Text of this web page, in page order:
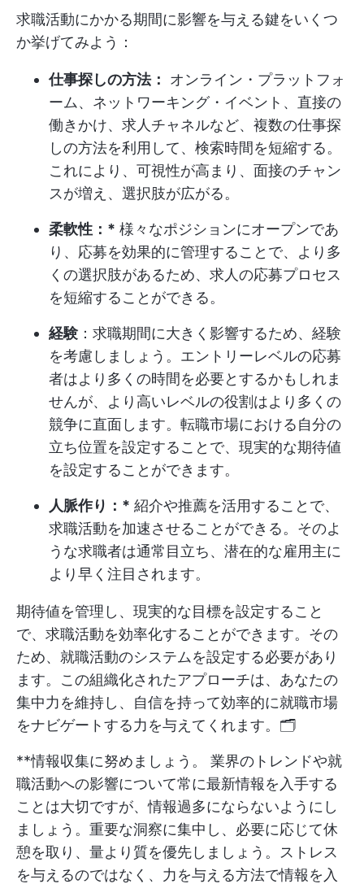
求職活動にかかる期間に影響を与える鍵をいくつ
か挙げてみよう：
仕事探しの方法：
オンライン・プラットフォ
ーム、ネットワーキング・イベント、直接の
働きかけ、求人チャネルなど、複数の仕事探
しの方法を利用して、検索時間を短縮する。
これにより、可視性が高まり、面接のチャン
スが増え、選択肢が広がる。
柔軟性：* 様々なポジションにオープンであ
り、応募を効果的に管理することで、より多
くの選択肢があるため、求人の応募プロセス
を短縮することができる。
経験 ：求職期間に大きく影響するため、経験
を考慮しましょう。エントリーレベルの応募
者はより多くの時間を必要とするかもしれま
せんが、より高いレベルの役割はより多くの
競争に直面します。転職市場における自分の
立ち位置を設定することで、現実的な期待値
を設定することができます。
人脈作り：* 紹介や推薦を活用することで、
求職活動を加速させることができる。そのよ
うな求職者は通常目立ち、潜在的な雇用主に
より早く注目されます。
期待値を管理し、現実的な目標を設定すること
で、求職活動を効率化することができます。その
ため、就職活動のシステムを設定する必要があり
ます。この組織化されたアプローチは、あなたの
集中力を維持し、自信を持って効率的に就職市場
をナビゲートする力を与えてくれます。🗂️
**情報収集に努めましょう。 業界のトレンドや就
職活動への影響について常に最新情報を入手する
ことは大切ですが、情報過多にならないようにし
ましょう。重要な洞察に集中し、必要に応じて休
憩を取り、量より質を優先しましょう。ストレス
を与えるのではなく、力を与える方法で情報を入